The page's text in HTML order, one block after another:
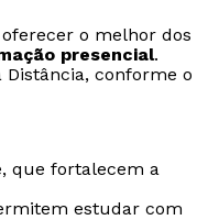
o melhor dos
presencial.
conforme o
que fortalecem a
estudar com